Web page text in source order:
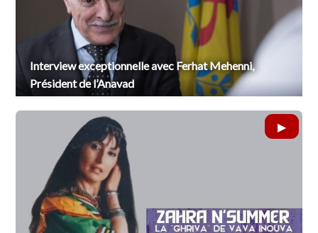
Interview exceptionnelle avec Ferhat Mehenni,
Président de l’Anavad